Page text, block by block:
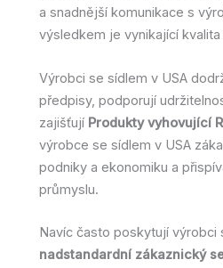
a snadnější komunikace s
výsledkem je vynikající
Výrobci se sídlem v USA
předpisy, podporují
zajišťují Produkty vyhovující
výrobce se sídlem v USA
podniky a ekonomiku a
průmyslu.
Navíc často poskytují výrobci
nadstandardní zákaznický